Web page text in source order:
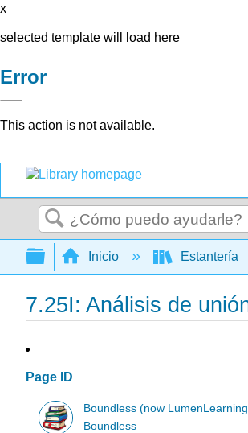
x
selected template will load here
Error
This action is not available.
Buscar
Expandir/contraer
Inicio Estantería
7.25I: Análisis de
Page ID
Boundless (now
Boundless